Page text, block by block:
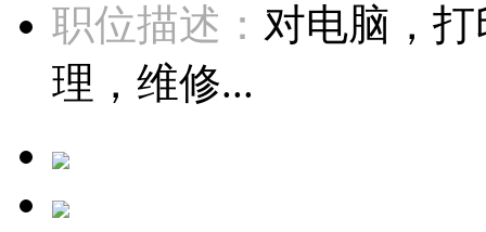
职位描述： 对电脑，
理，维修...